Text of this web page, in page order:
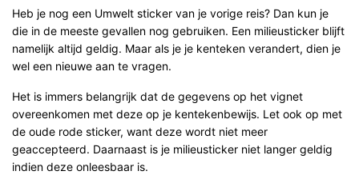
Heb je nog een Umwelt sticker van je vorige reis? Dan kun je
die in de meeste gevallen nog gebruiken. Een milieusticker blijft
namelijk altijd geldig. Maar als je je kenteken verandert, dien je
wel een nieuwe aan te vragen.
Het is immers belangrijk dat de gegevens op het vignet
overeenkomen met deze op je kentekenbewijs. Let ook op met
de oude rode sticker, want deze wordt niet meer
geaccepteerd. Daarnaast is je milieusticker niet langer geldig
indien deze onleesbaar is.